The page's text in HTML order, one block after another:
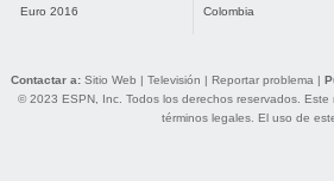
Euro 2016
Colombia
Contactar a: Sitio Web | Televisión | Reportar problema |
© 2023 ESPN, Inc. Todos los derechos reservados.
términos legales. El uso de